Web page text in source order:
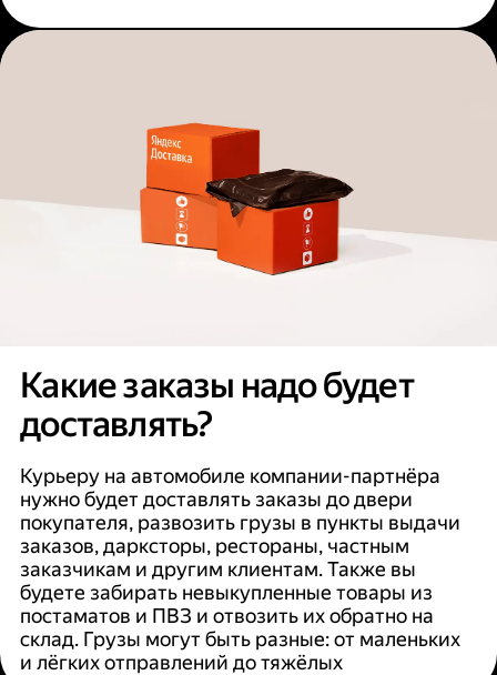
Какие заказы надо будет
доставлять?
Курьеру на автомобиле компании-партнёра
нужно будет доставлять заказы до двери
покупателя, развозить грузы в пункты выдачи
заказов, дарксторы, рестораны, частным
заказчикам и другим клиентам. Также вы
будете забирать невыкупленные товары из
постаматов и ПВЗ и отвозить их обратно на
склад. Грузы могут быть разные: от маленьких
и лёгких отправлений до тяжёлых